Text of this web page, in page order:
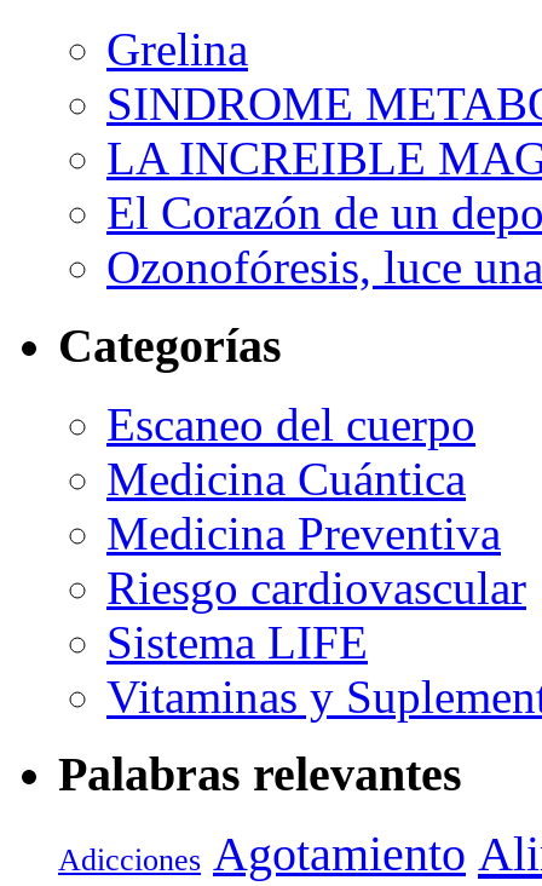
Grelina
SINDROME
LA INCREIBLE
El Corazón de un
Ozonofóresis, luce
Categorías
Escaneo del cuerpo
Medicina Cuántica
Medicina Preventiva
Riesgo cardiovascular
Sistema LIFE
Vitaminas y
Palabras relevantes
Adicciones Agotamiento